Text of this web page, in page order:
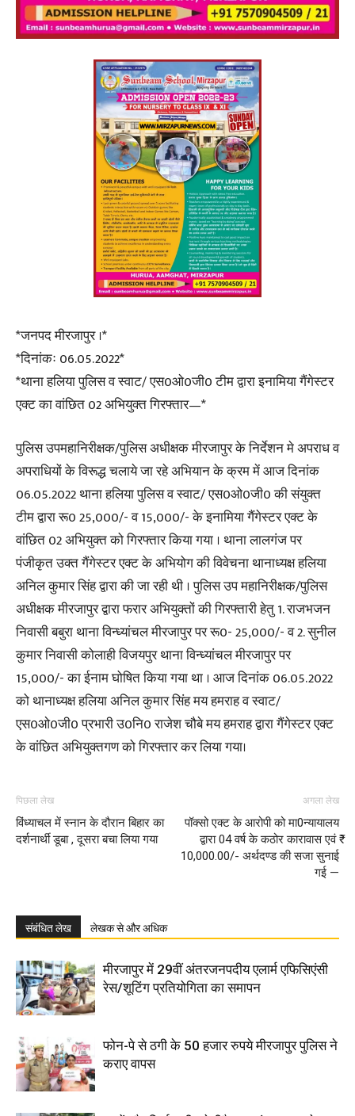
*जनपद मीरजापुर ।*
*दिनांकः 06.05.2022*
*थाना हलिया पुलिस व स्वाट/ एस0ओ0जी0 टीम द्वारा इनामिया गैंगेस्टर
एक्ट का वांछित 02 अभियुक्त गिरफ्तार—*
पुलिस उपमहानिरीक्षक/पुलिस अधीक्षक मीरजापुर के निर्देशन मे अपराध व
अपराधियों के विरूद्ध चलाये जा रहे अभियान के क्रम में आज दिनांक
06.05.2022 थाना हलिया पुलिस व स्वाट/ एस0ओ0जी0 की संयुक्त
टीम द्वारा रू0 25,000/- व 15,000/- के इनामिया गैंगेस्टर एक्ट के
वांछित 02 अभियुक्त को गिरफ्तार किया गया । थाना लालगंज पर
पंजीकृत उक्त गैंगेस्टर एक्ट के अभियोग की विवेचना थानाध्यक्ष हलिया
अनिल कुमार सिंह द्वारा की जा रही थी । पुलिस उप महानिरीक्षक/पुलिस
अधीक्षक मीरजापुर द्वारा फरार अभियुक्तों की गिरफ्तारी हेतु 1. राजभजन
निवासी बबुरा थाना विन्ध्यांचल मीरजापुर पर रू0- 25,000/- व 2. सुनील
कुमार निवासी कोलाही विजयपुर थाना विन्ध्यांचल मीरजापुर पर
15,000/- का ईनाम घोषित किया गया था । आज दिनांक 06.05.2022
को थानाध्यक्ष हलिया अनिल कुमार सिंह मय हमराह व स्वाट/
एस0ओ0जी0 प्रभारी उ0नि0 राजेश चौबे मय हमराह द्वारा गैंगेस्टर एक्ट
के वांछित अभियुक्तगण को गिरफ्तार कर लिया गया।
पिछला लेख
विंध्याचल में स्नान के दौरान बिहार का
दर्शनार्थी डूबा , दूसरा बचा लिया गया
अगला लेख
पॉक्सो एक्ट के आरोपी को मा0न्यायालय
द्वारा 04 वर्ष के कठोर कारावास एवं ₹
10,000.00/- अर्थदण्ड की सजा सुनाई
गई —
संबंधित लेख लेखक से और अधिक
मीरजापुर में 29वीं अंतरजनपदीय एलार्म एफिसिएंसी
रेस/शूटिंग प्रतियोगिता का समापन
फोन-पे से ठगी के 50 हजार रुपये मीरजापुर पुलिस ने
कराए वापस